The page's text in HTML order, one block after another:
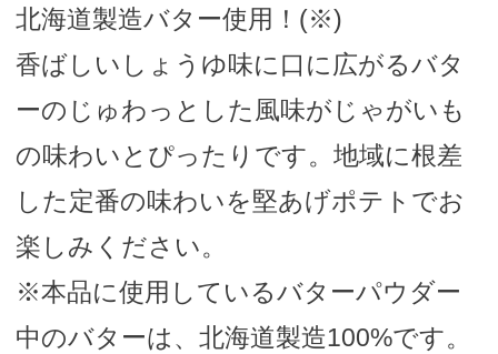
北海道製造バター使用！(※)
香ばしいしょうゆ味に口に広がるバタ
ーのじゅわっとした風味がじゃがいも
の味わいとぴったりです。地域に根差
した定番の味わいを堅あげポテトでお
楽しみください。
※本品に使用しているバターパウダー
中のバターは、北海道製造100%です。